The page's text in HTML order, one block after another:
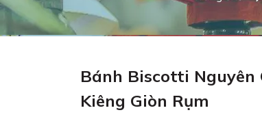
Bánh Biscotti Nguyên
Kiêng Giòn Rụm